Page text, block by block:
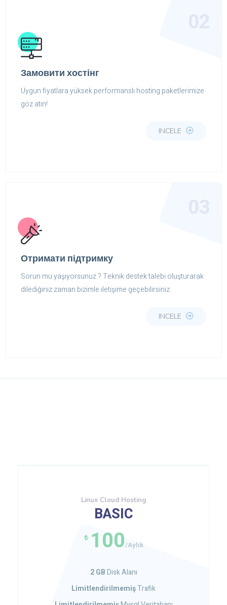
Замовити хостінг
Uygun fiyatlara yüksek performanslı hosting paketlerimize
göz atın!
INCELE
Отримати підтримку
Sorun mu yaşıyorsunuz ? Teknik destek talebi oluşturarak
dilediğiniz zaman bizimle iletişime geçebilirsiniz.
INCELE
Linux Cloud Hosting
BASIC
₺ 100/Aylık
2 GBDisk Alanı
LimitlendirilmemişTrafik